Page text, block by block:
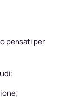
pensati per